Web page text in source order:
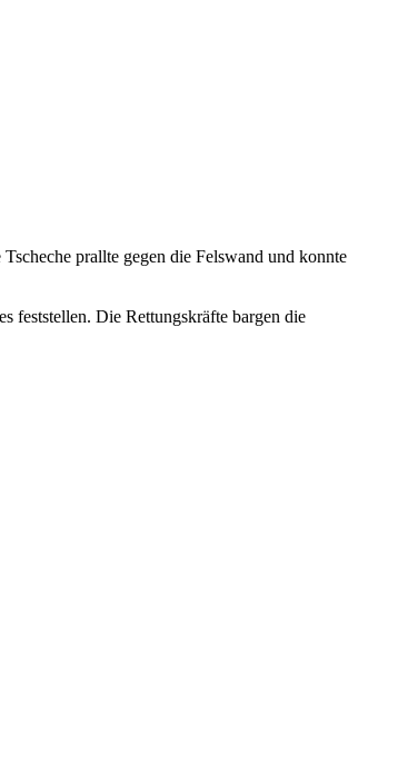
prallte gegen die Felswand und konnte
feststellen. Die Rettungskräfte bargen die